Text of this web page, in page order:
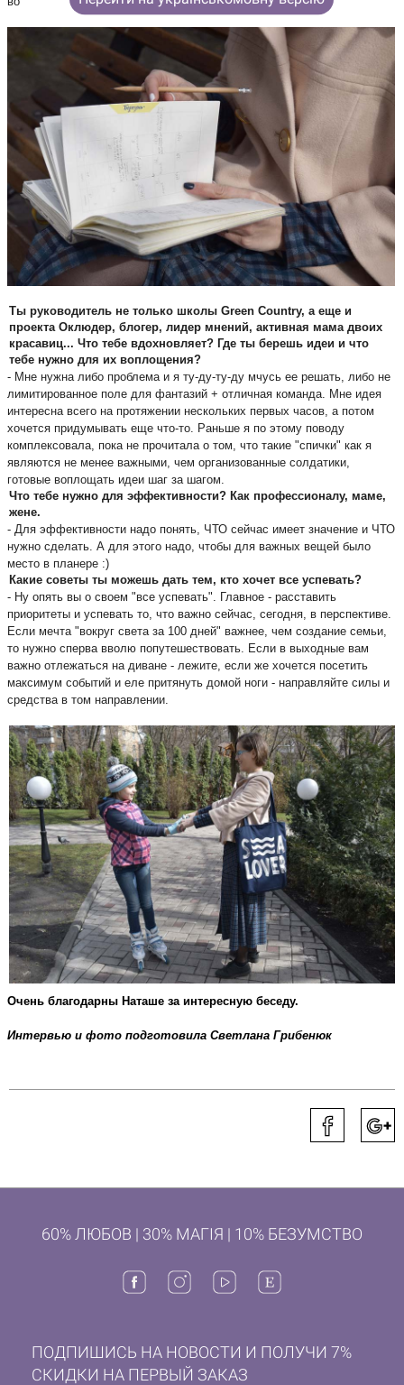
Ты руководитель не только школы Green Country, а еще и
проекта Оклюдер, блогер, лидер мнений, активная мама двоих
красавиц... Что тебе вдохновляет? Где ты берешь идеи и что
тебе нужно для их воплощения?
- Мне нужна либо проблема и я ту-ду-ту-ду мчусь ее решать, либо не
лимитированное поле для фантазий + отличная команда. Мне идея
интересна всего на протяжении нескольких первых часов, а потом
хочется придумывать еще что-то. Раньше я по этому поводу
комплексовала, пока не прочитала о том, что такие "спички" как я
являются не менее важными, чем организованные солдатики,
готовые воплощать идеи шаг за шагом.
Что тебе нужно для эффективности? Как профессионалу, маме,
жене.
- Для эффективности надо понять, ЧТО сейчас имеет значение и ЧТО
нужно сделать. А для этого надо, чтобы для важных вещей было
место в планере :)
Какие советы ты можешь дать тем, кто хочет все успевать?
- Ну опять вы о своем "все успевать". Главное - расставить
приоритеты и успевать то, что важно сейчас, сегодня, в перспективе.
Если мечта "вокруг света за 100 дней" важнее, чем создание семьи,
то нужно сперва вволю попутешествовать. Если в выходные вам
важно отлежаться на диване - лежите, если же хочется посетить
максимум событий и еле притянуть домой ноги - направляйте силы и
средства в том направлении.
Очень благодарны Наташе за интересную беседу.
Интервью и фото подготовила Светлана Грибенюк
60% ЛЮБОВ | 30% МАГІЯ | 10% БЕЗУМСТВО
ПОДПИШИСЬ НА НОВОСТИ И ПОЛУЧИ 7%
СКИДКИ НА ПЕРВЫЙ ЗАКАЗ